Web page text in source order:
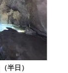
半日）